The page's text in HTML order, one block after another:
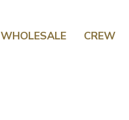
WHOLESALE CREW